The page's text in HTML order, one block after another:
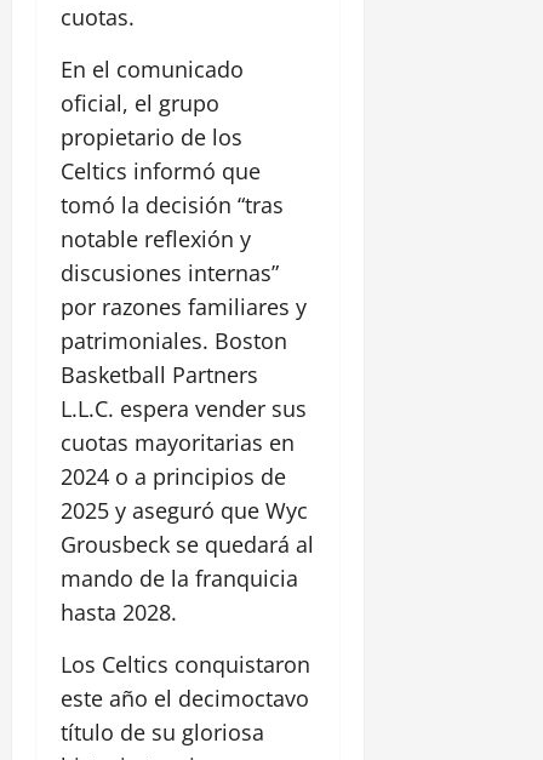
cuotas.
En el comunicado
oficial, el grupo
propietario de los
Celtics informó que
tomó la decisión “tras
notable reflexión y
discusiones internas”
por razones familiares y
patrimoniales. Boston
Basketball Partners
L.L.C. espera vender sus
cuotas mayoritarias en
2024 o a principios de
2025 y aseguró que Wyc
Grousbeck se quedará al
mando de la franquicia
hasta 2028.
Los Celtics conquistaron
este año el decimoctavo
título de su gloriosa